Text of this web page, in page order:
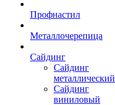
Профнастил
Металлочерепица
Сайдинг
Сайдинг
металлический
Сайдинг
виниловый